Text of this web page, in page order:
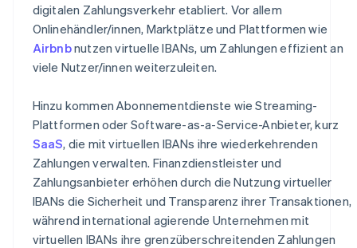
digitalen Zahlungsverkehr etabliert. Vor allem
Onlinehändler/innen, Marktplätze und Plattformen wie
Airbnbnutzen virtuelle IBANs, um Zahlungen effizient an
viele Nutzer/innen weiterzuleiten.
Hinzu kommen Abonnementdienste wie Streaming-
Plattformen oder Software-as-a-Service-Anbieter, kurz
SaaS, die mit virtuellen IBANs ihre wiederkehrenden
Zahlungen verwalten. Finanzdienstleister und
Zahlungsanbieter erhöhen durch die Nutzung virtueller
IBANs die Sicherheit und Transparenz ihrer Transaktionen,
während international agierende Unternehmen mit
virtuellen IBANs ihre grenzüberschreitenden Zahlungen